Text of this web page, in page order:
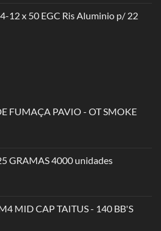
12 x 50 EGC Ris Aluminio p/ 22
FUMAÇA PAVIO - OT SMOKE
GRAMAS 4000 unidades
MID CAP TAITUS - 140 BB'S